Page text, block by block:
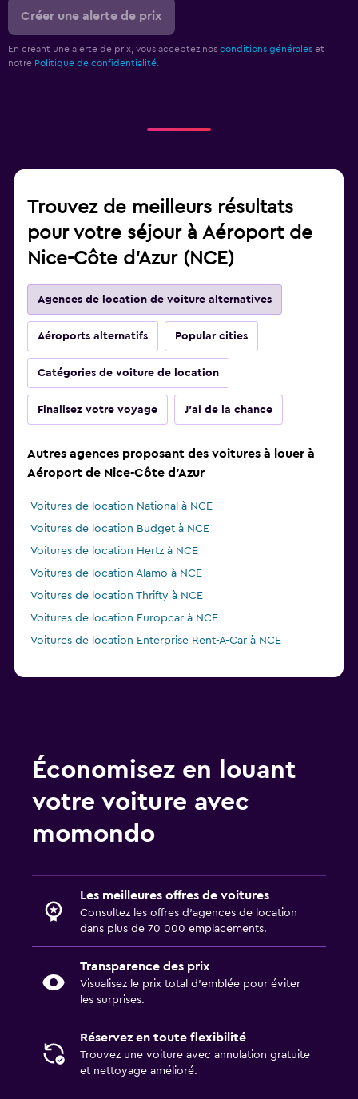
Créer une alerte de prix
En créant une alerte de prix, vous acceptez nos conditions générales et
notre Politique de confidentialité.
Trouvez de meilleurs résultats
pour votre séjour à Aéroport de
Nice-Côte d'Azur (NCE)
Agences de location de voiture alternatives
Aéroports alternatifs Popular cities
Catégories de voiture de location
Finalisez votre voyage J'ai de la chance
Autres agences proposant des voitures à louer à
Aéroport de Nice-Côte d'Azur
Voitures de location National à NCE
Voitures de location Budget à NCE
Voitures de location Hertz à NCE
Voitures de location Alamo à NCE
Voitures de location Thrifty à NCE
Voitures de location Europcar à NCE
Voitures de location Enterprise Rent-A-Car à NCE
Économisez en louant
votre voiture avec
momondo
Les meilleures offres de voitures
Consultez les offres d’agences de location
dans plus de 70 000 emplacements.
Transparence des prix
Visualisez le prix total d’emblée pour éviter
les surprises.
Réservez en toute flexibilité
Trouvez une voiture avec annulation gratuite
et nettoyage amélioré.